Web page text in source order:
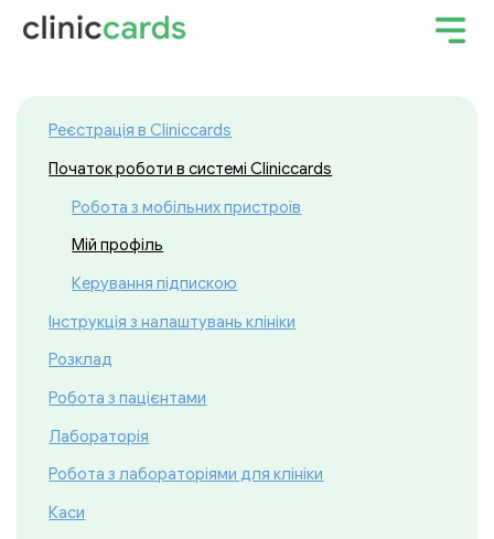
Реєстрація в Cliniccards
Початок роботи в системі Cliniccards
Робота з мобільних пристроїв
Мій профіль
Керування підпискою
Інструкція з налаштувань клініки
Розклад
Робота з пацієнтами
Лабораторія
Робота з лабораторіями для клініки
Каси